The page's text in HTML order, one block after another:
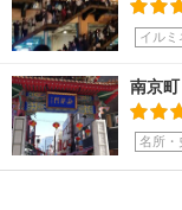
イルミ
南京
名所・